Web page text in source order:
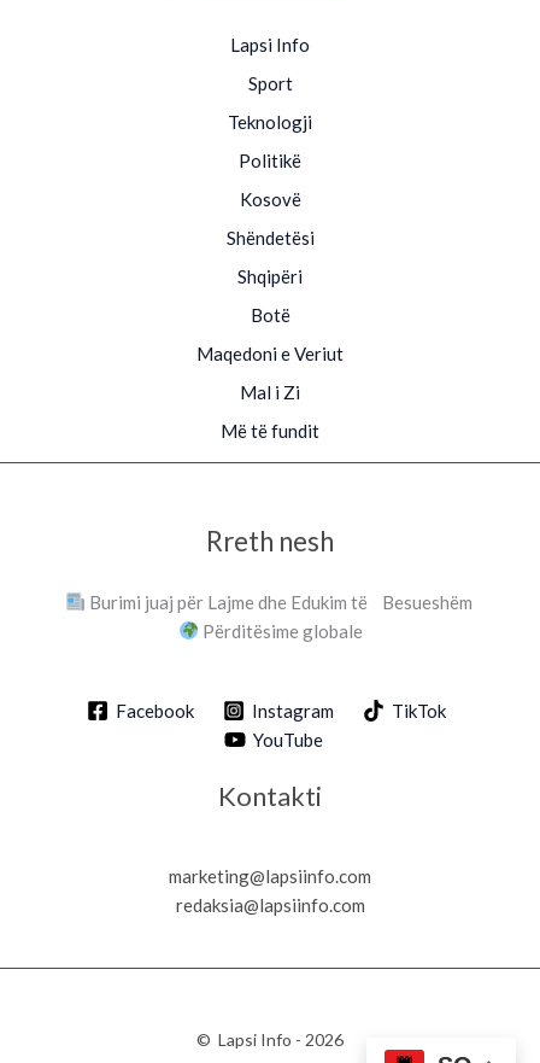
Lapsi Info
Sport
Teknologji
Politikë
Kosovë
Shëndetësi
Shqipëri
Botë
Maqedoni e Veriut
Mal i Zi
Më të fundit
Rreth nesh
Burimi juaj për Lajme dhe Edukim të Besueshëm
Përditësime globale
Facebook Instagram
TikTok
YouTube
Kontakti
marketing@lapsiinfo.com
redaksia@lapsiinfo.com
© Lapsi Info - 2026